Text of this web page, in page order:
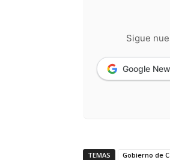
Sigue
Google
TEMAS Gobierno de